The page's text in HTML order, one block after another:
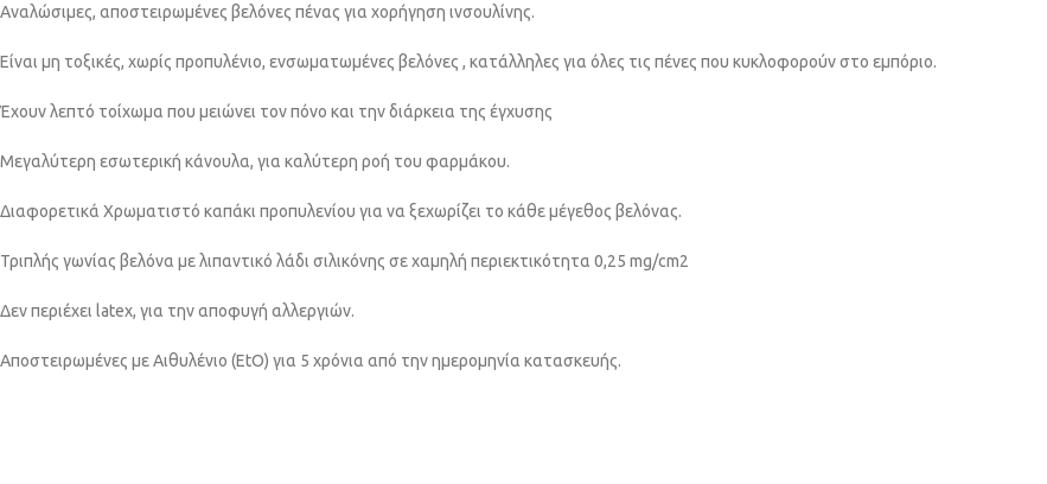
Αναλώσιμες, αποστειρωμένες βελόνες πένας για χορήγηση ινσουλίνης.
Είναι μη τοξικές, χωρίς προπυλένιο, ενσωματωμένες βελόνες , κατάλληλες για όλες τις πένες που κυκλοφορούν στο εμπόριο.
Έχουν λεπτό τοίχωμα που μειώνει τον πόνο και την διάρκεια της έγχυσης
Μεγαλύτερη εσωτερική κάνουλα, για καλύτερη ροή του φαρμάκου.
Διαφορετικά Χρωματιστό καπάκι προπυλενίου για να ξεχωρίζει το κάθε μέγεθος βελόνας.
Τριπλής γωνίας βελόνα με λιπαντικό λάδι σιλικόνης σε χαμηλή περιεκτικότητα 0,25 mg/cm2
Δεν περιέχει latex, για την αποφυγή αλλεργιών.
Αποστειρωμένες με Αιθυλένιο (EtO) για 5 χρόνια από την ημερομηνία κατασκευής.